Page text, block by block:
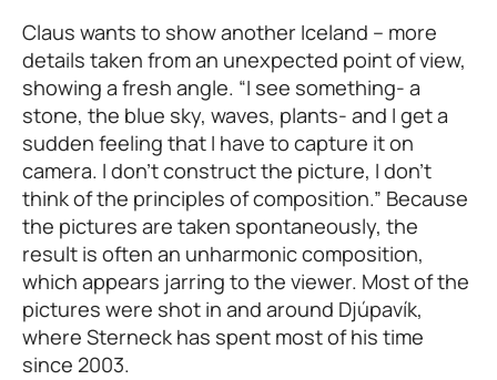
Claus wants to show another Iceland – more
details taken from an unexpected point of view,
showing a fresh angle. “I see something- a
stone, the blue sky, waves, plants- and I get a
sudden feeling that I have to capture it on
camera. I don’t construct the picture, I don’t
think of the principles of composition.” Because
the pictures are taken spontaneously, the
result is often an unharmonic composition,
which appears jarring to the viewer. Most of the
pictures were shot in and around Djúpavík,
where Sterneck has spent most of his time
since 2003.